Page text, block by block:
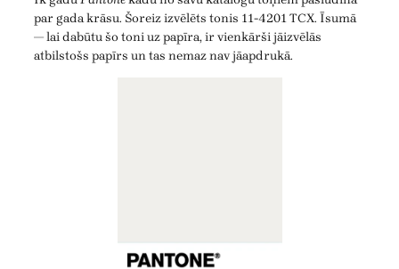
par gada krāsu. Šoreiz izvēlēts tonis 11-4201 TCX. Īsumā
— lai dabūtu šo toni uz papīra, ir vienkārši jāizvēlās
atbilstošs papīrs un tas nemaz nav jāapdrukā.